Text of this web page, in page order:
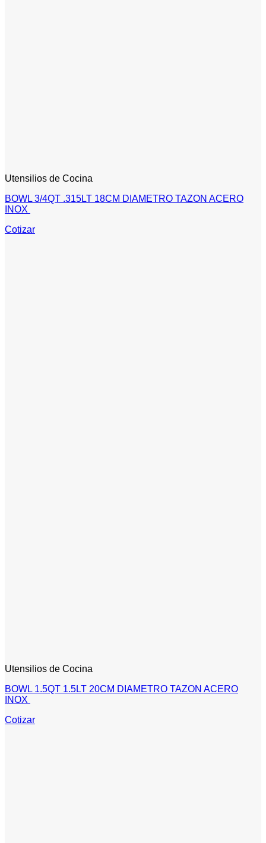
Utensilios de Cocina
BOWL 3/4QT .315LT 18CM DIAMETRO TAZON ACERO
INOX
Cotizar
Utensilios de Cocina
BOWL 1.5QT 1.5LT 20CM DIAMETRO TAZON ACERO
INOX
Cotizar